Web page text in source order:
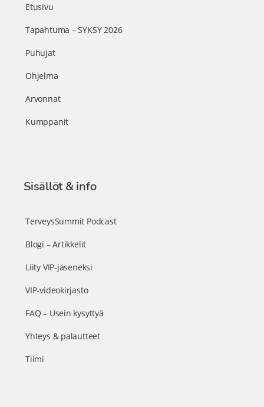
Etusivu
Tapahtuma – SYKSY 2026
Puhujat
Ohjelma
Arvonnat
Kumppanit
Sisällöt & info
TerveysSummit Podcast
Blogi – Artikkelit
Liity VIP-jäseneksi
VIP-videokirjasto
FAQ – Usein kysyttyä
Yhteys & palautteet
Tiimi